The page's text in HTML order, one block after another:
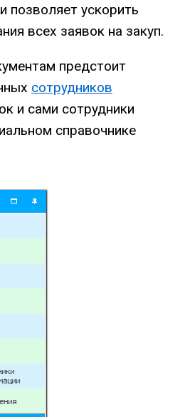
и позволяет ускорить
всех заявок на закуп.
предстоит
сотрудников
и сами сотрудники
справочнике